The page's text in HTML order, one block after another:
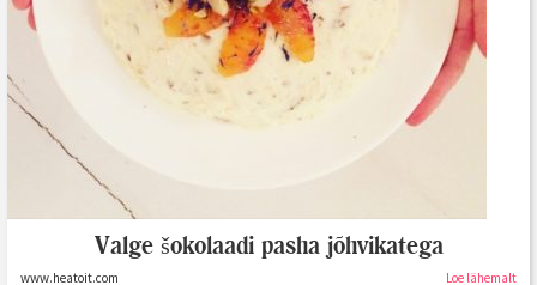
Valge šokolaadi pasha jõhvikatega
www.heatoit.com Loe lähemalt